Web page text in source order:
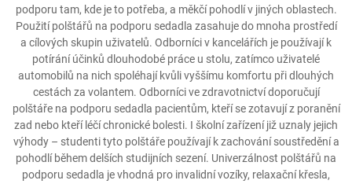
podporu tam, kde je to potřeba, a měkčí pohodlí v jiných oblastech.
Použití polštářů na podporu sedadla zasahuje do mnoha prostředí
a cílových skupin uživatelů. Odborníci v kancelářích je používají k
potírání účinků dlouhodobé práce u stolu, zatímco uživatelé
automobilů na nich spoléhají kvůli vyššímu komfortu při dlouhých
cestách za volantem. Odborníci ve zdravotnictví doporučují
polštáře na podporu sedadla pacientům, kteří se zotavují z poranění
zad nebo kteří léčí chronické bolesti. I školní zařízení již uznaly jejich
výhody – studenti tyto polštáře používají k zachování soustředění a
pohodlí během delších studijních sezení. Univerzálnost polštářů na
podporu sedadla je vhodná pro invalidní vozíky, relaxační křesla,